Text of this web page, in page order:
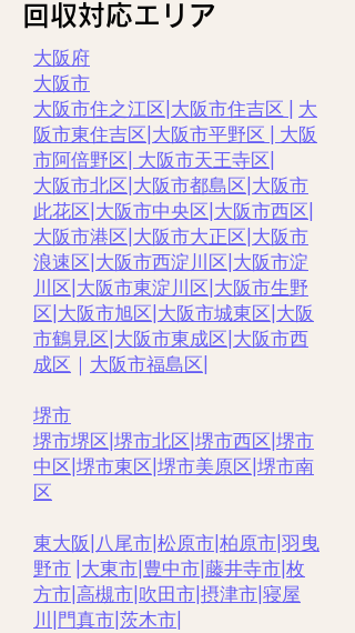
​回収対応エリア
大阪府
大阪市
大阪市住之江区 大阪市住吉区 |
大
阪市東住吉区 大阪市平野区
大阪
市阿倍野区 大阪市天王寺区
大阪市北区 大阪市都島区 大阪市
此花区 大阪市中央区 大阪市西区
大阪市港区 大阪市大正区 大阪市
浪速区 大阪市西淀川区 大阪市淀
川区 大阪市東淀川区 大阪市生野
区 大阪市旭区 大阪市城東区 大阪
市鶴見区 大阪市東成区 大阪市西
成区 ｜ 大阪市福島区
堺市
堺市堺区 堺市北区 堺市西区 堺市
中区 堺市東区 堺市美原区 堺市南
区
東大阪 八尾市 松原市 柏原市 羽曳
野市 大東市 豊中市 藤井寺市 枚
方市 高槻市 吹田市 摂津市 寝屋
川
門真市 茨木市